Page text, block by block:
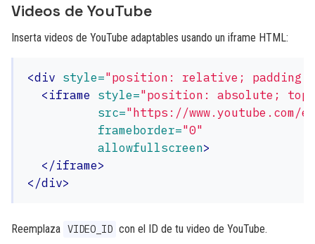
Videos de YouTube
Inserta videos de YouTube adaptables usando un iframe HTML:
<div style="position: relative; padding-
<iframe style="position: absolute;
src="https://www.youtube.com/
frameborder="0"
allowfullscreen>
</iframe>
</div>
Reemplaza VIDEO_ID con el ID de tu video de YouTube.